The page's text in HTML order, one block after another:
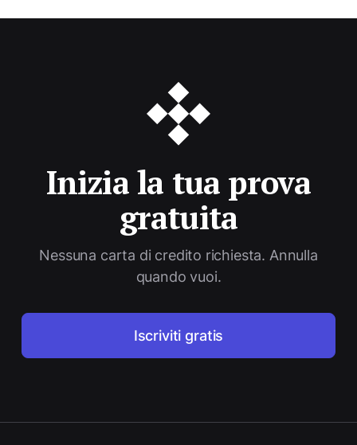
Inizia la tua prova
gratuita
Nessuna carta di credito richiesta. Annulla
quando vuoi.
Iscriviti gratis